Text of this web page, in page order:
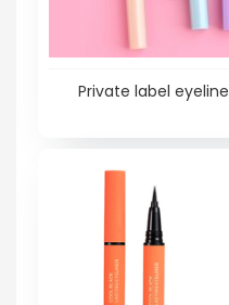
Private label